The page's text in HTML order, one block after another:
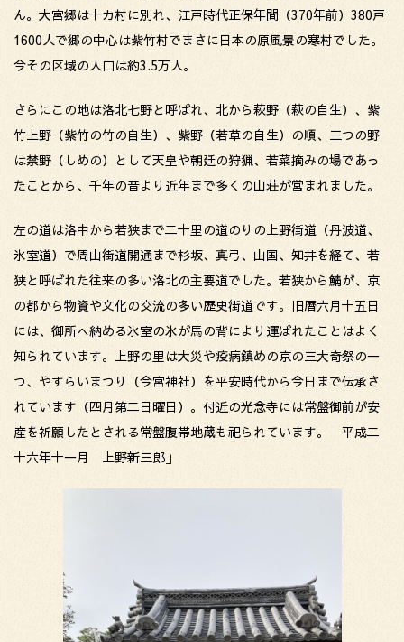
ん。大宮郷は十カ村に別れ、江戸時代正保年間（370年前）380戸
1600人で郷の中心は紫竹村でまさに日本の原風景の寒村でした。
今その区域の人口は約3.5万人。
さらにこの地は洛北七野と呼ばれ、北から萩野（萩の自生）、紫
竹上野（紫竹の竹の自生）、紫野（若草の自生）の順、三つの野
は禁野（しめの）として天皇や朝廷の狩猟、若菜摘みの場であっ
たことから、千年の昔より近年まで多くの山荘が営まれました。
左の道は洛中から若狭まで二十里の道のりの上野街道（丹波道、
氷室道）で周山街道開通まで杉坂、真弓、山国、知井を経て、若
狭と呼ばれた往来の多い洛北の主要道でした。若狭から鯖が、京
の都から物資や文化の交流の多い歴史街道です。旧暦六月十五日
には、御所へ納める氷室の氷が馬の背により運ばれたことはよく
知られています。上野の里は大災や疫病鎮めの京の三大奇祭の一
つ、やすらいまつり（今宮神社）を平安時代から今日まで伝承さ
れています（四月第二日曜日）。付近の光念寺には常盤御前が安
産を祈願したとされる常盤腹帯地蔵も祀られています。 平成二
十六年十一月 上野新三郎」